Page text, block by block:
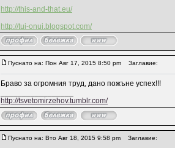
http://this-and-that.eu/
http://tui-onui.blogspot.com/
Пуснато на: Пон Авг 17, 2015 8:50 pm Заглавие:
Браво за огромния труд, дано пожъне успех!!!
http://tsvetomirzehov.tumblr.com/
Пуснато на: Вто Авг 18, 2015 9:58 pm Заглавие: